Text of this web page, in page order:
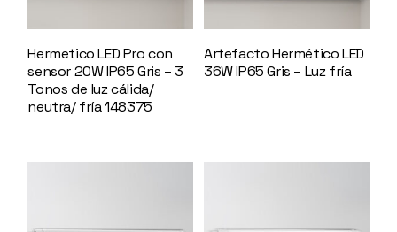
Hermetico LED Pro con
sensor 20W IP65 Gris – 3
Tonos de luz cálida/
neutra/ fría 148375
Artefacto Hermético LED
36W IP65 Gris – Luz fría